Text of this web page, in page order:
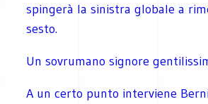
spingerà la sinistra globale a
sesto.
Un sovrumano signore
A un certo punto interviene